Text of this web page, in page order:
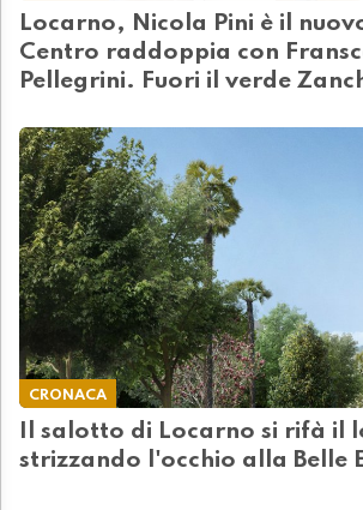
Locarno, Nicola Pini è il
Centro raddoppia con
Pellegrini. Fuori il verde
CRONACA
Il salotto di Locarno si rifà il
strizzando l'occhio alla Belle